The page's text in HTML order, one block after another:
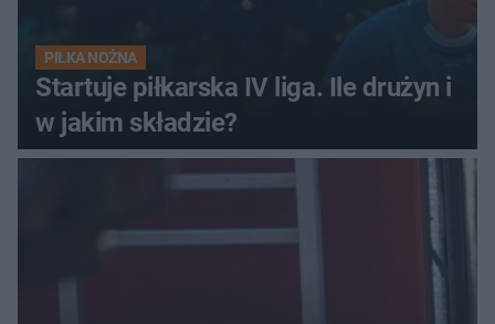
PIŁKA NOŻNA
Startuje piłkarska IV liga. Ile drużyn i
w jakim składzie?